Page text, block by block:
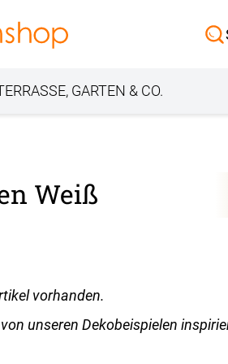
Jalousie
GARTEN & CO.
Weiß
vorhanden.
unseren Dekobeispielen